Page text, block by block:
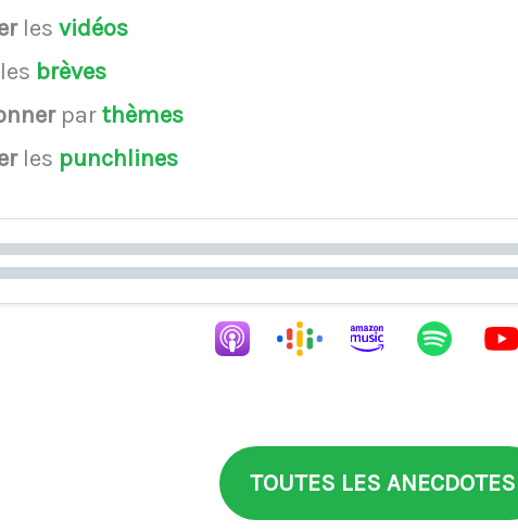
lesvidéos
brèves
parthèmes
les punchlines
TOUTES LES ANECDOTES